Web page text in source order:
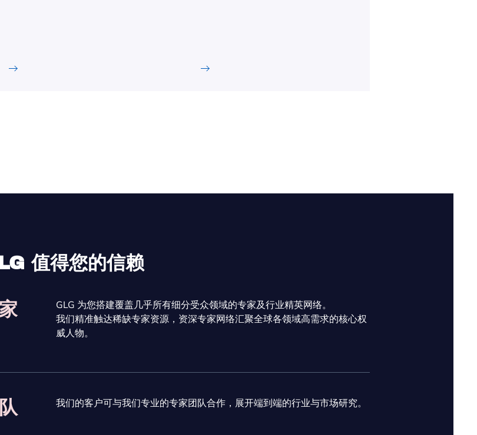
值得您的信赖
GLG 为您搭建覆盖几乎所有细分受众领域的专家及行业精英网络。
我们精准触达稀缺专家资源，资深专家网络汇聚全球各领域高需求的核心权
威人物。
我们的客户可与我们专业的专家团队合作，展开端到端的行业与市场研究。